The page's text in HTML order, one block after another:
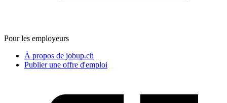
Pour les employeurs
À propos de jobup.ch
Publier une offre d'emploi